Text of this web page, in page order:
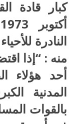
كبار قادة
النادرة
منه : “إذا
أحد هؤلاء
المدنية
بالقوات